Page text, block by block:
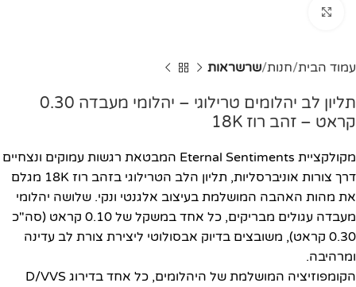
עמוד הבית חנות שרשראות
תליון לב יהלומים טרילוגי – יהלומי מעבדה 0.30
קראט – זהב רוז 18K
מקולקציית Eternal Sentiments המבטאת רגשות עמוקים ונצחיים
דרך צורות אוניברסליות, תליון הלב הטרילוגי בזהב רוז 18K מגלם
את מהות האהבה המושלמת בעיצוב אלגנטי ונקי. שלושה יהלומי
מעבדה עגולים מבריקים, כל אחד במשקל של 0.10 קראט (סה"כ
0.30 קראט), משובצים בדיוק אבסולוטי ליצירת צורת לב עדינה
ומרהיבה.
הקומפוזיציה המושלמת של היהלומים, כל אחד בדירוג D/VVS